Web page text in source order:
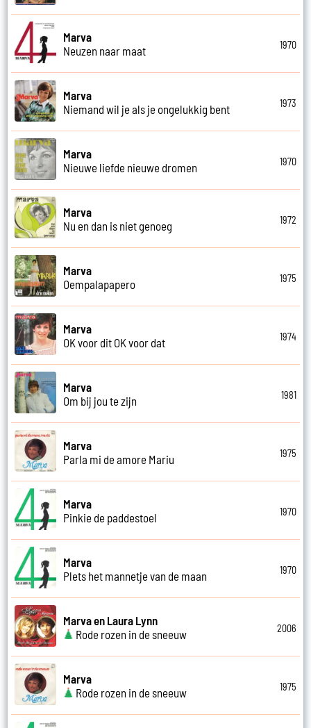
Marva
Neuzen naar maat
1970
Marva
Niemand wil je als je ongelukkig bent
1973
Marva
Nieuwe liefde nieuwe dromen
1970
Marva
Nu en dan is niet genoeg
1972
Marva
Oempalapapero
1975
Marva
OK voor dit OK voor dat
1974
Marva
Om bij jou te zijn
1981
Marva
Parla mi de amore Mariu
1975
Marva
Pinkie de paddestoel
1970
Marva
Plets het mannetje van de maan
1970
Marva en Laura Lynn
Rode rozen in de sneeuw
2006
Marva
Rode rozen in de sneeuw
1975